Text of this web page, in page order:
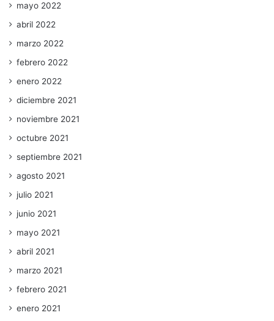
mayo 2022
abril 2022
marzo 2022
febrero 2022
enero 2022
diciembre 2021
noviembre 2021
octubre 2021
septiembre 2021
agosto 2021
julio 2021
junio 2021
mayo 2021
abril 2021
marzo 2021
febrero 2021
enero 2021